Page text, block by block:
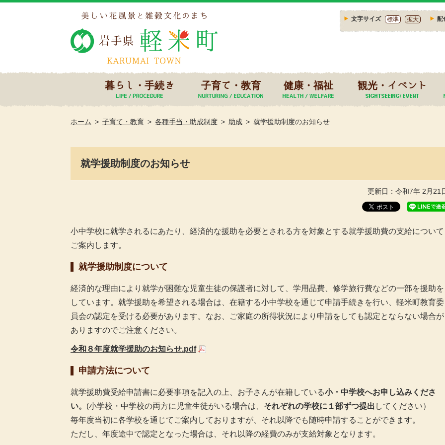
文字サイズ 標準 拡大 配
暮らし・手続き 子育て・教育 健康・福祉 観光・イベント
ホーム 子育て・教育 各種手当・助成制度 助成 就学援助制度のお知らせ
就学援助制度のお知らせ
更新日：令和7年 2月21
小中学校に就学されるにあたり、経済的な援助を必要とされる方を対象とする就学援助費の支給について
ご案内します。
就学援助制度について
経済的な理由により就学が困難な児童生徒の保護者に対して、学用品費、修学旅行費などの一部を援助を
しています。就学援助を希望される場合は、在籍する小中学校を通じて申請手続きを行い、軽米町教育委
員会の認定を受ける必要があります。なお、ご家庭の所得状況により申請をしても認定とならない場合が
ありますのでご注意ください。
令和８年度就学援助のお知らせ.pdf
申請方法について
就学援助費受給申請書に必要事項を記入の上、お子さんが在籍している小・中学校へお申し込みくださ
い。 (小学校・中学校の両方に児童生徒がいる場合は、 それぞれの学校に１部ずつ提出 してください）
毎年度当初に各学校を通じてご案内しておりますが、それ以降でも随時申請することができます。
ただし、年度途中で認定となった場合は、それ以降の経費のみが支給対象となります。